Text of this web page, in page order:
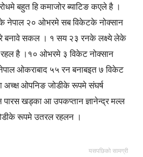
बहुत हि कमाजोर ब्याटिङ कएले है ।
नेपाल २० ओभरमे सब विकेटके नोक्सान
बनावे सकल । १ सय २३ रनके लक्ष्ये लेके
रहल है ।१० ओभरमे ३ विकेट नोक्सान
ओकराबाद ५५ रन बनाबइत ७ विकेट
अच्क्ष ओपनिङ जोडीके रूपमे संघर्ष
पारस खड्का आ उपकप्तान ज्ञानेन्द्र मल्ल
रूपमे उतरल रहलन ।
यसपछिको सामग्री